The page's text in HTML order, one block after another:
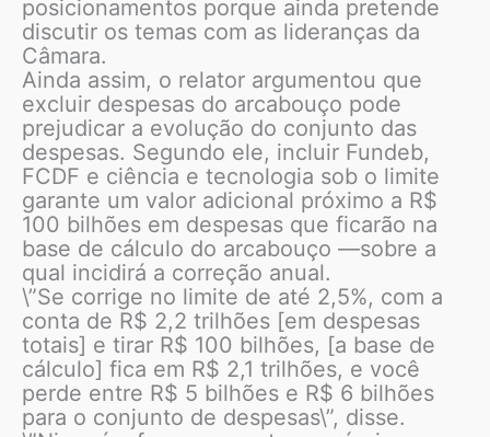
posicionamentos porque ainda pretende
discutir os temas com as lideranças da
Câmara.
Ainda assim, o relator argumentou que
excluir despesas do arcabouço pode
prejudicar a evolução do conjunto das
despesas. Segundo ele, incluir Fundeb,
FCDF e ciência e tecnologia sob o limite
garante um valor adicional próximo a R$
100 bilhões em despesas que ficarão na
base de cálculo do arcabouço —sobre a
qual incidirá a correção anual.
\”Se corrige no limite de até 2,5%, com a
conta de R$ 2,2 trilhões [em despesas
totais] e tirar R$ 100 bilhões, [a base de
cálculo] fica em R$ 2,1 trilhões, e você
perde entre R$ 5 bilhões e R$ 6 bilhões
para o conjunto de despesas\”, disse.